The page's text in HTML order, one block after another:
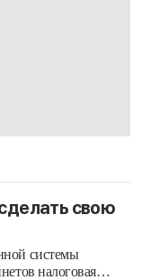
свою
системы
налоговая